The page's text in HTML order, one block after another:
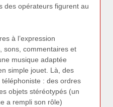
des opérateurs figurent au
à l’expression
sons, commentaires et
musique adaptée
simple jouet. Là, des
: des ordres
objets stéréotypés (un
a rempli son rôle)